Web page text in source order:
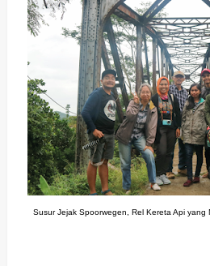
Susur Jejak Spoorwegen, Rel Kereta Api